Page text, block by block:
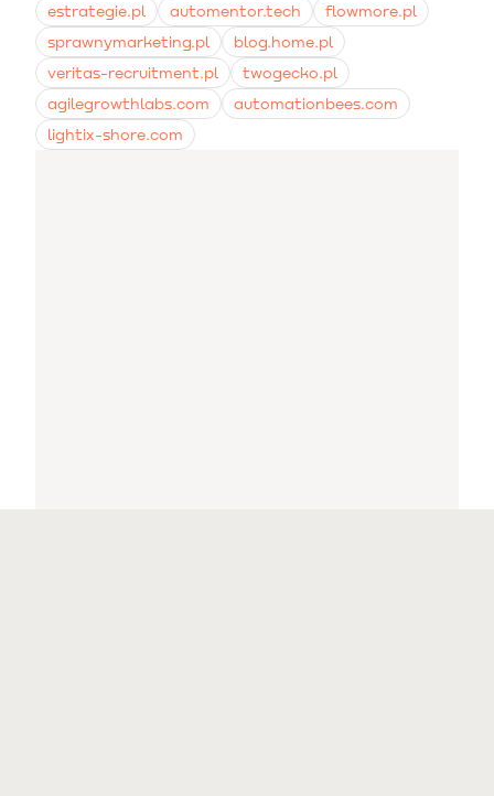
estrategie.pl
automentor.tech
flowmore.pl
sprawnymarketing.pl
blog.home.pl
veritas-recruitment.pl
twogecko.pl
agilegrowthlabs.com
automationbees.com
lightix-shore.com